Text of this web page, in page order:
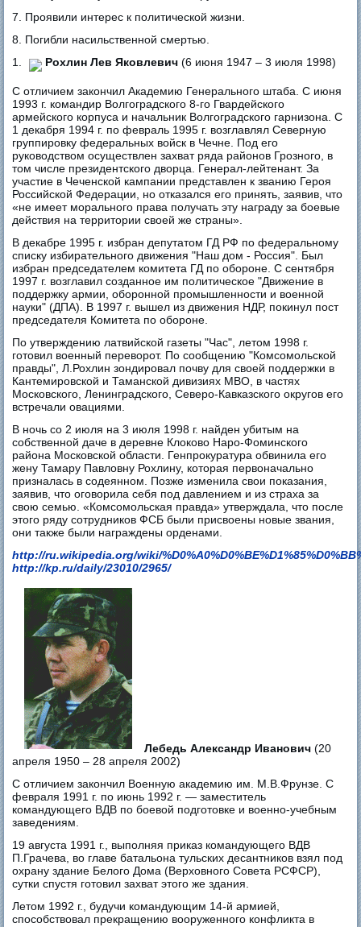
7. Проявили интерес к политической жизни.
8. Погибли насильственной смертью.
1.
Рохлин Лев Яковлевич (6 июня 1947 – 3 июля 1998)
С отличием закончил Академию Генерального штаба. С июня
1993 г. командир Волгоградского 8-го Гвардейского
армейского корпуса и начальник Волгоградского гарнизона. С
1 декабря 1994 г. по февраль 1995 г. возглавлял Северную
группировку федеральных войск в Чечне. Под его
руководством осуществлен захват ряда районов Грозного, в
том числе президентского дворца. Генерал-лейтенант. За
участие в Чеченской кампании представлен к званию Героя
Российской Федерации, но отказался его принять, заявив, что
«не имеет морального права получать эту награду за боевые
действия на территории своей же страны».
В декабре 1995 г. избран депутатом ГД РФ по федеральному
списку избирательного движения "Наш дом - Россия". Был
избран председателем комитета ГД по обороне. С сентября
1997 г. возглавил созданное им политическое "Движение в
поддержку армии, оборонной промышленности и военной
науки" (ДПА). В 1997 г. вышел из движения НДР, покинул пост
председателя Комитета по обороне.
По утверждению латвийской газеты "Час", летом 1998 г.
готовил военный переворот. По сообщению "Комсомольской
правды", Л.Рохлин зондировал почву для своей поддержки в
Кантемировской и Таманской дивизиях МВО, в частях
Московского, Ленинградского, Северо-Кавказского округов его
встречали овациями.
В ночь со 2 июля на 3 июля 1998 г. найден убитым на
собственной даче в деревне Клоково Наро-Фоминского
района Московской области. Генпрокуратура обвинила его
жену Тамару Павловну Рохлину, которая первоначально
призналась в содеянном. Позже изменила свои показания,
заявив, что оговорила себя под давлением и из страха за
свою семью. «Комсомольская правда» утверждала, что после
этого ряду сотрудников ФСБ были присвоены новые звания,
они также были награждены орденами.
http://ru.wikipedia.org/wiki/
http://kp.ru/daily/23010/2965/
Лебедь Александр Иванович (20
апреля 1950 – 28 апреля 2002)
С отличием закончил Военную академию им. М.В.Фрунзе. С
февраля 1991 г. по июнь 1992 г. — заместитель
командующего ВДВ по боевой подготовке и военно-учебным
заведениям.
19 августа 1991 г., выполняя приказ командующего ВДВ
П.Грачева, во главе батальона тульских десантников взял под
охрану здание Белого Дома (Верховного Совета РСФСР),
сутки спустя готовил захват этого же здания.
Летом 1992 г., будучи командующим 14-й армией,
способствовал прекращению вооруженного конфликта в